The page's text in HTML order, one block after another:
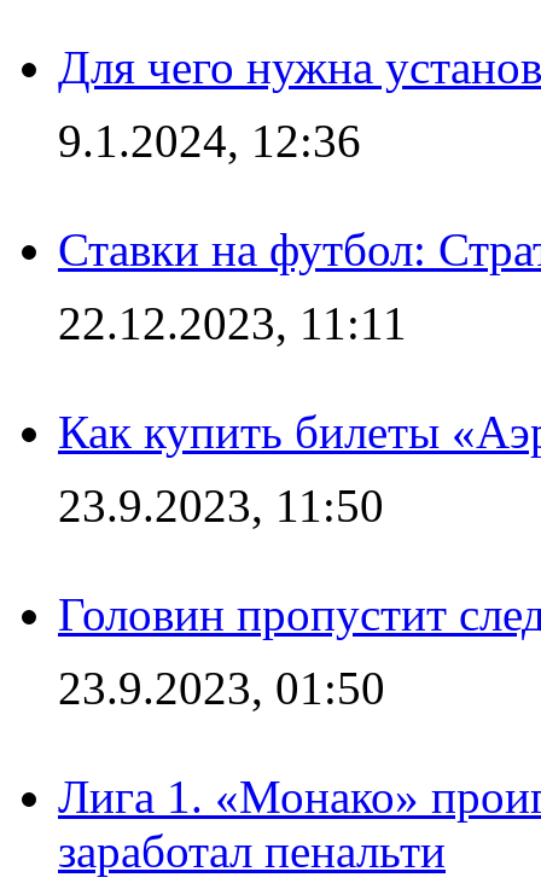
Для чего нужна
9.1.2024, 12:36
Ставки на футбол:
22.12.2023, 11:11
Как купить билеты
23.9.2023, 11:50
Головин пропустит
23.9.2023, 01:50
Лига 1. «Монако»
заработал пенальти